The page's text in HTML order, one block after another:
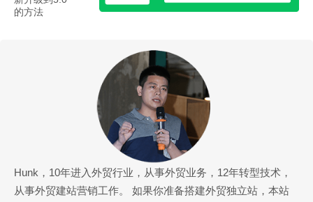
Hunk，10年进入外贸行业，从事外贸业务，12年转型技术，
从事外贸建站营销工作。 如果你准备搭建外贸独立站，本站